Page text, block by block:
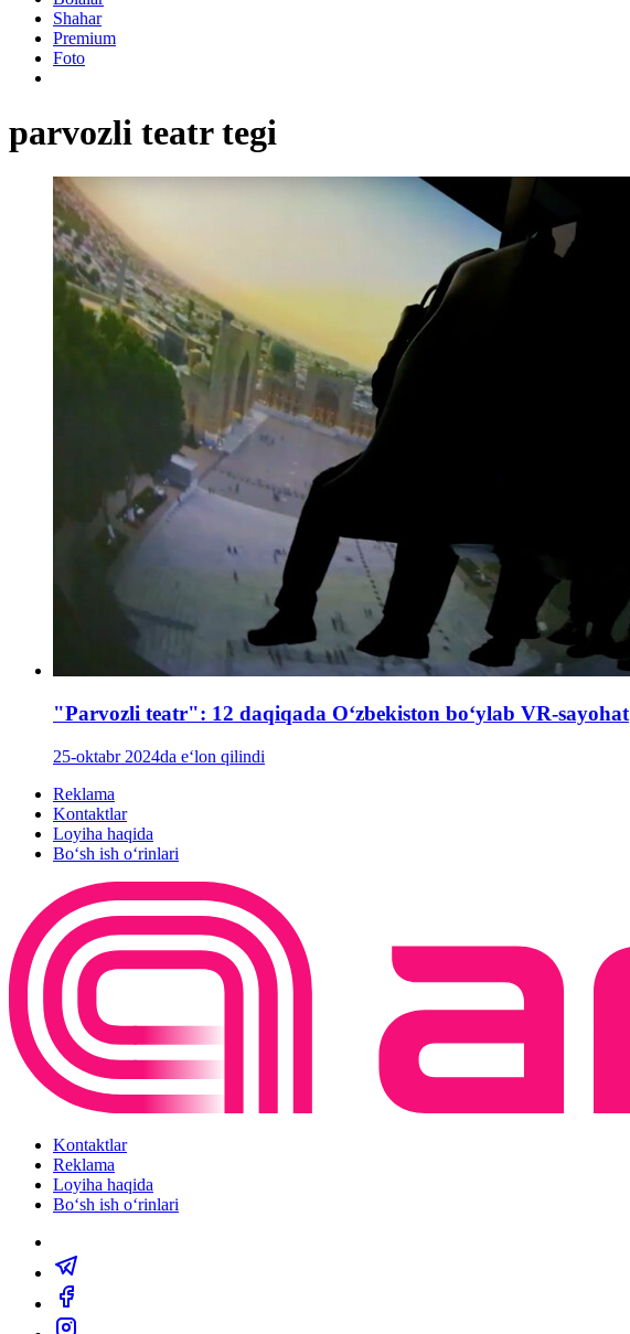
Shahar
Premium
Foto
parvozli teatr tegi
"Parvozli teatr": 12 daqiqada Oʻzbekiston boʻylab VR-sayohat
25-oktabr 2024da e‘lon qilindi
Reklama
Kontaktlar
Loyiha haqida
Bo‘sh ish o‘rinlari
Kontaktlar
Reklama
Loyiha haqida
Bo‘sh ish o‘rinlari